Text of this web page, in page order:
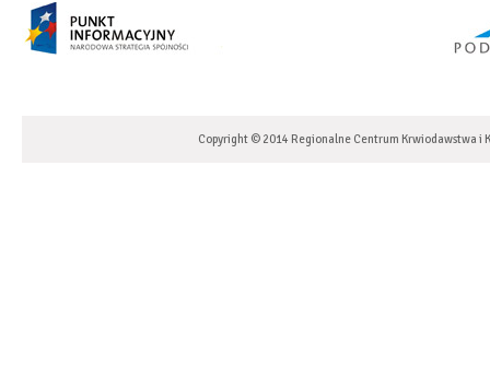
Copyright © 2014 Regionalne Centrum Krwiodawstwa